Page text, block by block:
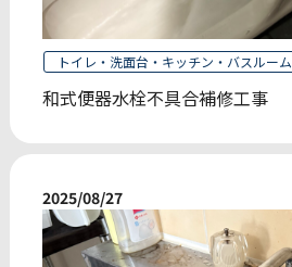
トイレ・洗面台・キッチン・バスルーム
和式便器水栓不具合補修工事
2025/08/27